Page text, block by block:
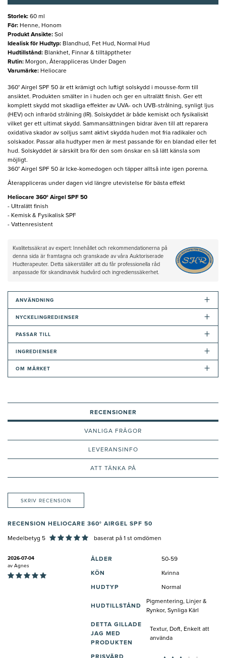
Storlek: 60 ml
För: Henne, Honom
Produkt Ansikte: Sol
Idealisk för Hudtyp: Blandhud, Fet Hud, Normal Hud
Hudtillstånd: Blankhet, Finnar & tilltäpptheter
Rutin: Morgon, Återappliceras Under Dagen
Varumärke: Heliocare
360° Airgel SPF 50 är ett krämigt och luftigt solskydd i mousse-form till
ansiktet. Produkten smälter in i huden och ger en ultralätt finish. Ger ett
komplett skydd mot skadliga effekter av UVA- och UVB-strålning, synligt ljus
(HEV) och infraröd strålning (IR). Solskyddet är både kemiskt och fysikaliskt
vilket ger ett ultimat skydd. Sammansättningen bidrar även till att reparera
oxidativa skador av solljus samt aktivt skydda huden mot fria radikaler och
solskador. Passar alla hudtyper men är mest passande för en blandad eller fet
hud. Solskyddet är särskilt bra för den som önskar en så lätt känsla som
möjligt.
360° Airgel SPF 50 är Icke-komedogen och täpper alltså inte igen porerna.
Återappliceras under dagen vid längre utevistelse för bästa effekt
Heliocare 360° Airgel SPF 50
- Ultralätt finish
- Kemisk & Fysikalisk SPF
- Vattenresistent
Kvalitetssäkrat av expert: Innehållet och rekommendationerna på
denna sida är framtagna och granskade av våra Auktoriserade
Hudterapeuter. Detta säkerställer att du får professionella råd
anpassade för skandinavisk hudvård och ingredienssäkerhet.
ANVÄNDNING +
NYCKELINGREDIENSER +
PASSAR TILL +
INGREDIENSER +
OM MÄRKET +
RECENSIONER
VANLIGA FRÅGOR
LEVERANSINFO
ATT TÄNKA PÅ
SKRIV RECENSION
RECENSION HELIOCARE 360° AIRGEL SPF 50
Medelbetyg 5 baserat på 1 st omdömen
2026-07-04
av Agnes
ÅLDER 50-59
KÖN Kvinna
HUDTYP Normal
HUDTILLSTÅND
Pigmentering, Linjer &
Rynkor, Synliga Kärl
DETTA GILLADE
JAG MED
PRODUKTEN
Textur, Doft, Enkelt att
använda
PRISVÄRD